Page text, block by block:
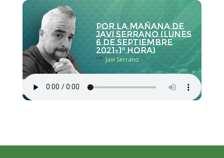
Por la Mañana de
Javi Serrano (lunes
6 de septiembre
2021-1ª hora)
con Javi Serrano